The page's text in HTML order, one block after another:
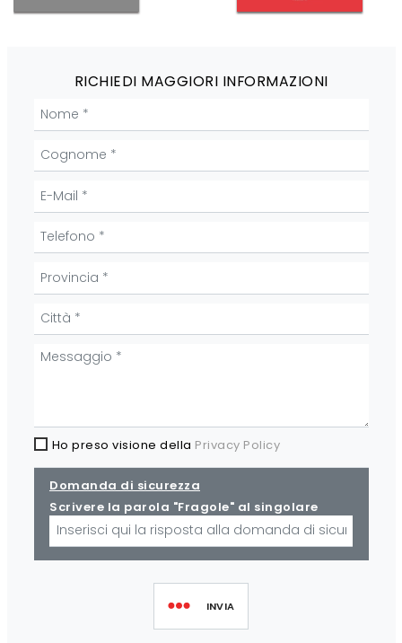
RICHIEDI MAGGIORI INFORMAZIONI
Ho preso visione della Privacy Policy
Domanda di sicurezza
Scrivere la parola "Fragole" al singolare
INVIA